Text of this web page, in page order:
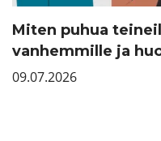
Miten puhua
vanhemmille ja
09.07.2026